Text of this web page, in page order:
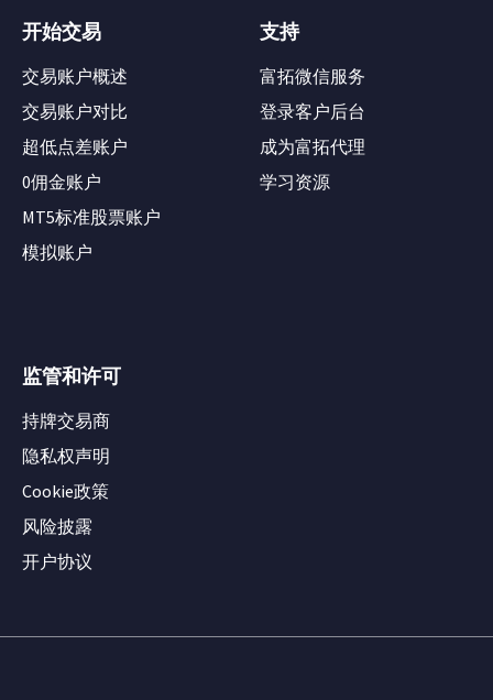
监管和许可
持牌交易商
隐私权声明
Cookie政策
风险披露
开户协议
开始交易
交易账户概述
交易账户对比
超低点差账户
0佣金账户
MT5标准股票账户
模拟账户
支持
富拓微信服务
登录客户后台
成为富拓代理
学习资源